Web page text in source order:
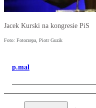
Jacek Kurski na kongresie PiS
Foto: Fotorzepa, Piotr Guzik
p.mal